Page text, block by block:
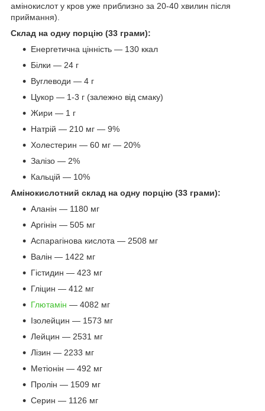
амінокислот у кров уже приблизно за 20-40 хвилин після
приймання).
Склад на одну порцію (33 грами):
Енергетична цінність — 130 ккал
Білки — 24 г
Вуглеводи — 4 г
Цукор — 1-3 г (залежно від смаку)
Жири — 1 г
Натрій — 210 мг — 9%
Холестерин — 60 мг — 20%
Залізо — 2%
Кальцій — 10%
Амінокислотний склад на одну порцію (33 грами):
Аланін — 1180 мг
Аргінін — 505 мг
Аспарагінова кислота — 2508 мг
Валін — 1422 мг
Гістидин — 423 мг
Гліцин — 412 мг
Глютамін — 4082 мг
Ізолейцин — 1573 мг
Лейцин — 2531 мг
Лізин — 2233 мг
Метіонін — 492 мг
Пролін — 1509 мг
Серин — 1126 мг